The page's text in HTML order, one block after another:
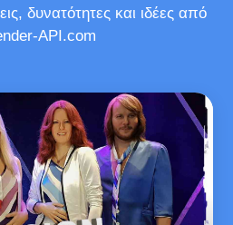
δυνατότητες και ιδέες από
API.com